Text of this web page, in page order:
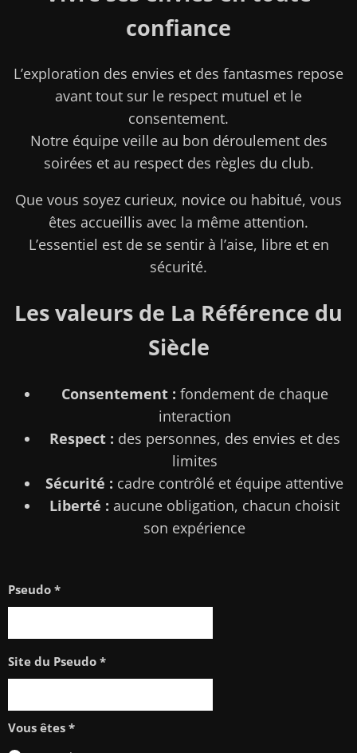
confiance
L’exploration des envies et des fantasmes repose
avant tout sur le respect mutuel et le
consentement.
Notre équipe veille au bon déroulement des
soirées et au respect des règles du club.
Que vous soyez curieux, novice ou habitué, vous
êtes accueillis avec la même attention.
L’essentiel est de se sentir à l’aise, libre et en
sécurité.
Les valeurs de La Référence du
Siècle
Consentement : fondement de chaque
interaction
Respect : des personnes, des envies et des
limites
Sécurité : cadre contrôlé et équipe attentive
Liberté : aucune obligation, chacun choisit
son expérience
Pseudo *
Site du Pseudo *
Vous êtes *